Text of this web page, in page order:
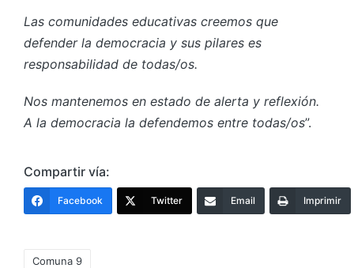
Las comunidades educativas creemos que
defender la democracia y sus pilares es
responsabilidad de todas/os.
Nos mantenemos en estado de alerta y reflexión.
A la democracia la defendemos entre todas/os”.
Compartir vía:
Facebook Twitter Email Imprimir
Comuna 9